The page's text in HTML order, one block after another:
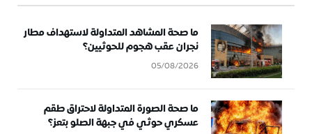
ما صحة المشاهد المتداولة لاستهداف مطار
نجران عقب هجوم للحوثيين؟
05/08/2026
ما صحة الصورة المتداولة لاحتراق طقم
عسكري حوثي في جبهة الصلو بتعز؟